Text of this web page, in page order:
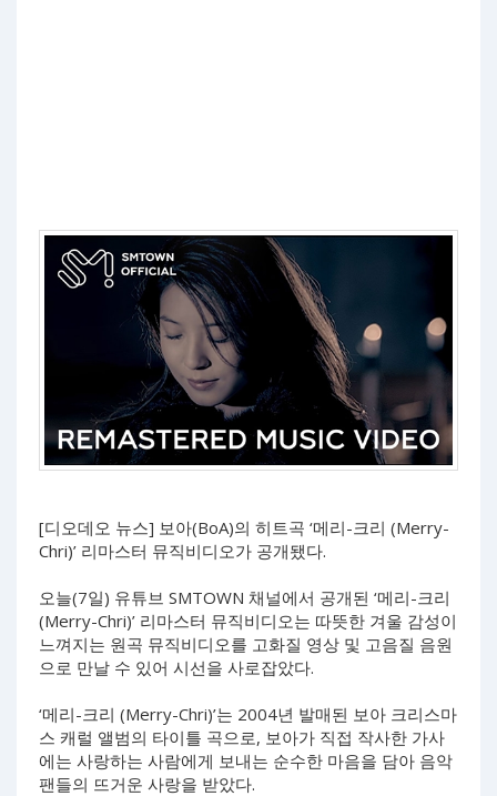
[디오데오 뉴스] 보아(BoA)의 히트곡 ‘메리-크리 (Merry-
Chri)’ 리마스터 뮤직비디오가 공개됐다.
오늘(7일) 유튜브 SMTOWN 채널에서 공개된 ‘메리-크리
(Merry-Chri)’ 리마스터 뮤직비디오는 따뜻한 겨울 감성이
느껴지는 원곡 뮤직비디오를 고화질 영상 및 고음질 음원
으로 만날 수 있어 시선을 사로잡았다.
‘메리-크리 (Merry-Chri)’는 2004년 발매된 보아 크리스마
스 캐럴 앨범의 타이틀 곡으로, 보아가 직접 작사한 가사
에는 사랑하는 사람에게 보내는 순수한 마음을 담아 음악
팬들의 뜨거운 사랑을 받았다.